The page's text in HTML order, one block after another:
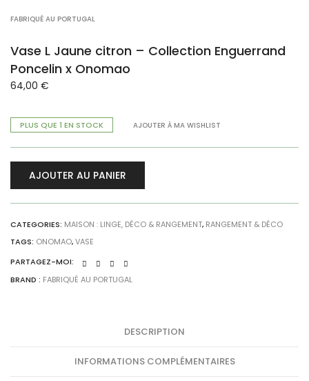
FABRIQUÉ AU PORTUGAL
Vase L Jaune citron – Collection Enguerrand
Poncelin x Onomao
64,00 €
PLUS QUE 1 EN STOCK
AJOUTER AU PANIER
AJOUTER À MA WISHLIST
CATEGORIES: MAISON : LINGE, DÉCO & RANGEMENT, RANGEMENT & DÉCO
TAGS: ONOMAO,VASE
PARTAGEZ-MOI:
BRAND : FABRIQUÉ AU PORTUGAL
DESCRIPTION
INFORMATIONS COMPLÉMENTAIRES